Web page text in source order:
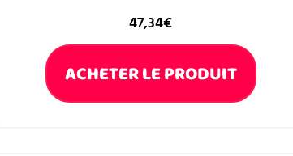
47,34€
ACHETER LE PRODUIT